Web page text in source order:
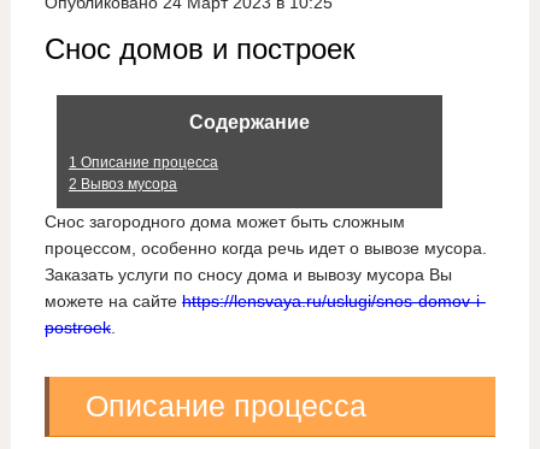
Снос домов и построек
Содержание
1 Описание процесса
2 Вывоз мусора
Снос загородного дома может быть сложным
процессом, особенно когда речь идет о вывозе мусора.
Заказать услуги по сносу дома и вывозу мусора Вы
можете на сайте https://lensvaya.ru/uslugi/snos-domov-i-
postroek.
Описание процесса